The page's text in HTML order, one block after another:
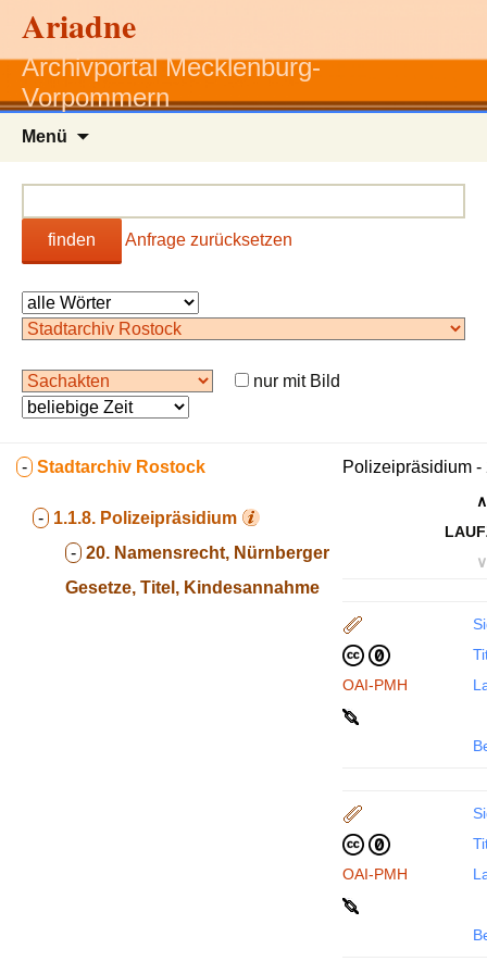
Ariadne
Archivportal Mecklenburg-
Vorpommern
Menü
finden Anfrage zurücksetzen
nur mit Bild
- Stadtarchiv Rostock
- 1.1.8. Polizeipräsidium
- 20. Namensrecht, Nürnberger
Gesetze, Titel, Kindesannahme
Polizeipräsidium -
∧
∨
OAI-PMH
OAI-PMH